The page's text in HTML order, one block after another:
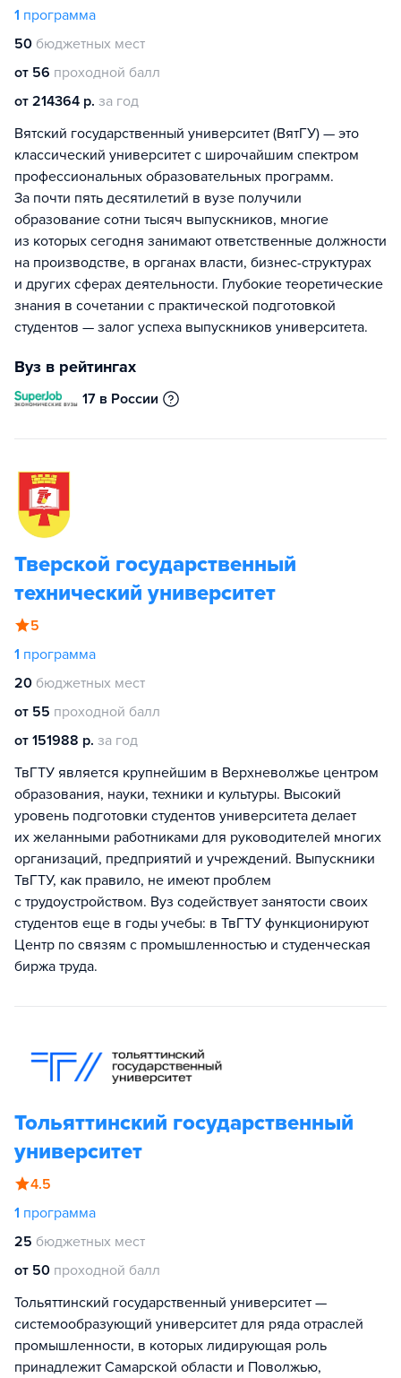
1 программа
50 бюджетных мест
от 56 проходной балл
от 214364 р. за год
Вятский государственный университет (ВятГУ) — это
классический университет с широчайшим спектром
профессиональных образовательных программ.
За почти пять десятилетий в вузе получили
образование сотни тысяч выпускников, многие
из которых сегодня занимают ответственные должности
на производстве, в органах власти, бизнес-структурах
и других сферах деятельности. Глубокие теоретические
знания в сочетании с практической подготовкой
студентов — залог успеха выпускников университета.
Вуз в рейтингах
17 в России
Тверской государственный
технический университет
5
1 программа
20 бюджетных мест
от 55 проходной балл
от 151988 р. за год
ТвГТУ является крупнейшим в Верхневолжье центром
образования, науки, техники и культуры. Высокий
уровень подготовки студентов университета делает
их желанными работниками для руководителей многих
организаций, предприятий и учреждений. Выпускники
ТвГТУ, как правило, не имеют проблем
с трудоустройством. Вуз содействует занятости своих
студентов еще в годы учебы: в ТвГТУ функционируют
Центр по связям с промышленностью и студенческая
биржа труда.
Тольяттинский государственный
университет
4.5
1 программа
25 бюджетных мест
от 50 проходной балл
Тольяттинский государственный университет —
системообразующий университет для ряда отраслей
промышленности, в которых лидирующая роль
принадлежит Самарской области и Поволжью,